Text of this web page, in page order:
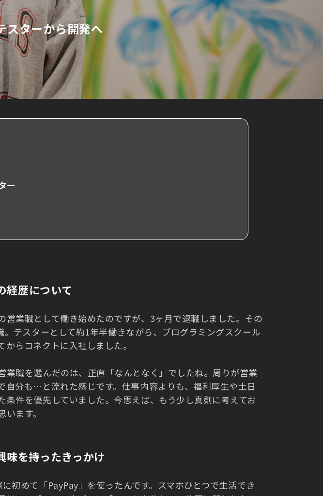
スターから開発へ
ー
歴について
営業職として働き始めたのですが、3ヶ月で退職しました。その
。テスターとして約1年半働きながら、プログラミングスクール
からコネクトに入社しました。
業職を選んだのは、正直「なんとなく」でしたね。周りが営業
自分も…と流れた感じです。仕事内容よりも、福利厚生や土日
条件を優先していました。今思えば、もう少し真剣に考えてお
ます。
を持ったきっかけ
初めて「PayPay」を使ったんです。スマホひとつで生活でき